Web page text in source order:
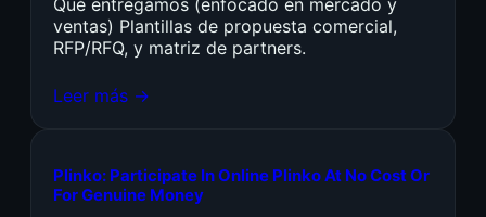
Qué entregamos (enfocado en mercado y
ventas) Plantillas de propuesta comercial,
RFP/RFQ, y matriz de partners.
Leer más →
Plinko: Participate In Online Plinko At No Cost Or
For Genuine Money